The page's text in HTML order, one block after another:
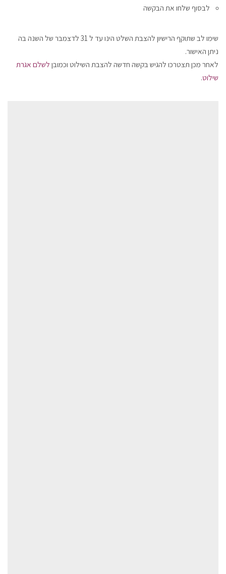
לבסוף שלחו את הבקשה
שימו לב שתוקף הרישיון להצבת השלט הינו עד ל 31 לדצמבר של השנה בה
ניתן האישור.
לאחר מכן תצטרכו להגיש בקשה חדשה להצבת השילוט וכמובן לשלם אגרת
שילוט.